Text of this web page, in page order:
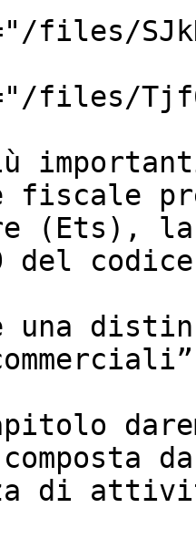
files/
fiscale
(Ets),
del
una
di